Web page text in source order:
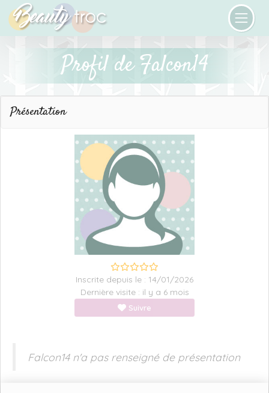
Profil de Falcon14
Présentation
Inscrite depuis le : 14/01/2026
Dernière visite : il y a 6 mois
Suivre
Falcon14 n'a pas renseigné de présentation